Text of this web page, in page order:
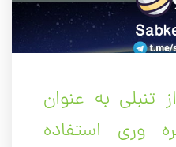
تنبلی به عنوان
وری استفاده